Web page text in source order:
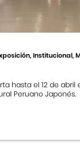
Institucional,
hasta el 12 de abril
Peruano Japonés.